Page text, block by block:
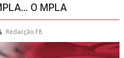
O MPLA
Redacção F8